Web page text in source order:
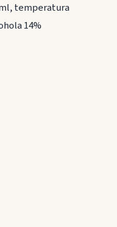
temperatura
14%